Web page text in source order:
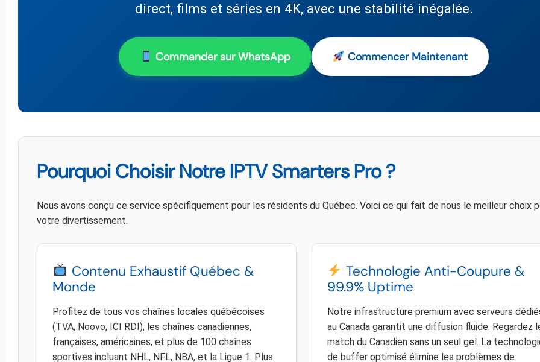
direct, films et séries en 4K, avec une stabilité inégalée.
Commander sur WhatsApp Commencer Maintenant
Pourquoi Choisir Notre IPTV Smarters Pro ?
Nous avons conçu ce service spécifiquement pour les résidents du Québec. Voici ce qui fait de nous le meilleur choix
votre divertissement.
Contenu Exhaustif Québec &
Monde
Profitez de tous vos chaînes locales québécoises
(TVA, Noovo, ICI RDI), les chaînes canadiennes,
françaises, américaines, et plus de 100 chaînes
sportives incluant NHL, NFL, NBA, et la Ligue 1. Plus
Technologie Anti-Coupure &
99.9% Uptime
Notre infrastructure premium avec serveurs
au Canada garantit une diffusion fluide. Regardez
match du Canadien sans un seul gel. La
de buffer optimisé élimine les problèmes de